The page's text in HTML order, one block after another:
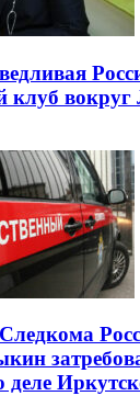
клуб
деле